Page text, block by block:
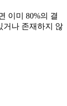
이미 80%의 결
거나 존재하지 않